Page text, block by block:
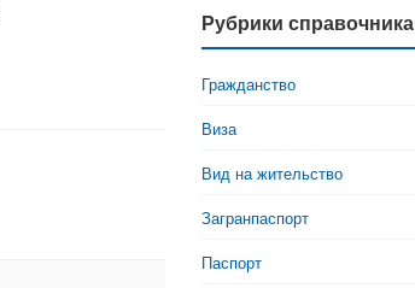
Рубрики справочника
Гражданство
Виза
Вид на жительство
Загранпаспорт
Паспорт